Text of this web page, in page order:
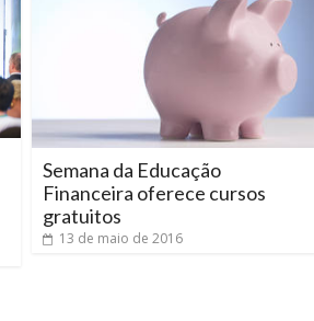
Semana da Educação
Financeira oferece cursos
gratuitos
13 de maio de 2016